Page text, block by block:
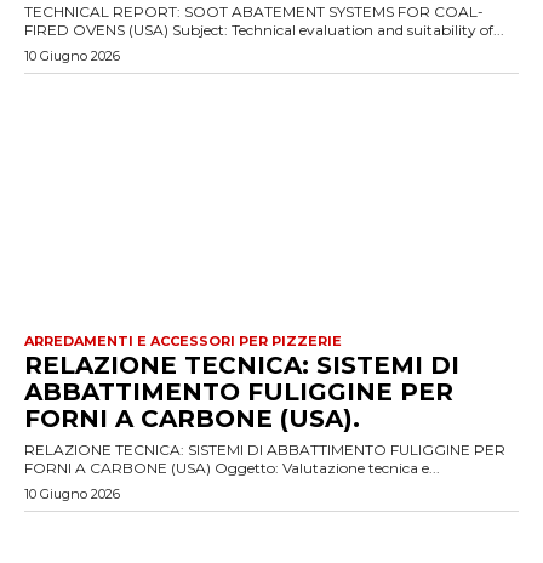
TECHNICAL REPORT: SOOT ABATEMENT SYSTEMS FOR COAL-
FIRED OVENS (USA) Subject: Technical evaluation and suitability of...
10 Giugno 2026
ARREDAMENTI E ACCESSORI PER PIZZERIE
RELAZIONE TECNICA: SISTEMI DI
ABBATTIMENTO FULIGGINE PER
FORNI A CARBONE (USA).
RELAZIONE TECNICA: SISTEMI DI ABBATTIMENTO FULIGGINE PER
FORNI A CARBONE (USA) Oggetto: Valutazione tecnica e...
10 Giugno 2026